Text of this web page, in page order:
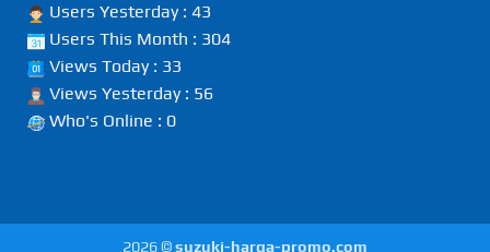
Users Yesterday : 43
Users This Month : 304
Views Today : 33
Views Yesterday : 56
Who's Online : 0
2026 ©suzuki-harga-promo.com